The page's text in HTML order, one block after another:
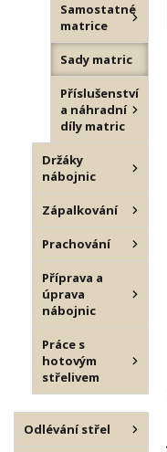
Samostatné
matrice
Sady matric
Příslušenství
a náhradní
díly matric
Držáky
nábojnic
Zápalkování
Prachování
Příprava a
úprava
nábojnic
Práce s
hotovým
střelivem
Odlévání střel